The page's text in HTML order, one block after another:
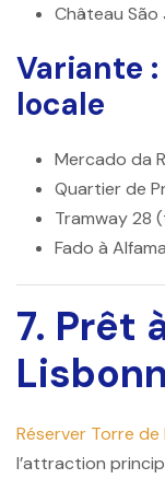
Château São
Variante
locale
Mercado da
Quartier de
Tramway 28
Fado à Alfama
7. Prêt
Réserver Torre de
l’attraction